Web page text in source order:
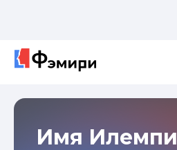
Имя Илемпи